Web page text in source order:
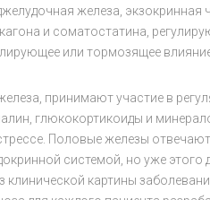
железа,
и соматостатина,
или тормозящее
принимают участие в
глюкокортикоиды и
Половые железы
системой, но уже этого
клинической картины